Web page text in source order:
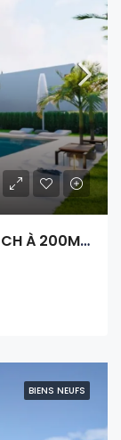
NOUVEAU COMPLEXE DE 9 VILLAS 4 CH À 200M DE LA MER
BIENS NEUFS